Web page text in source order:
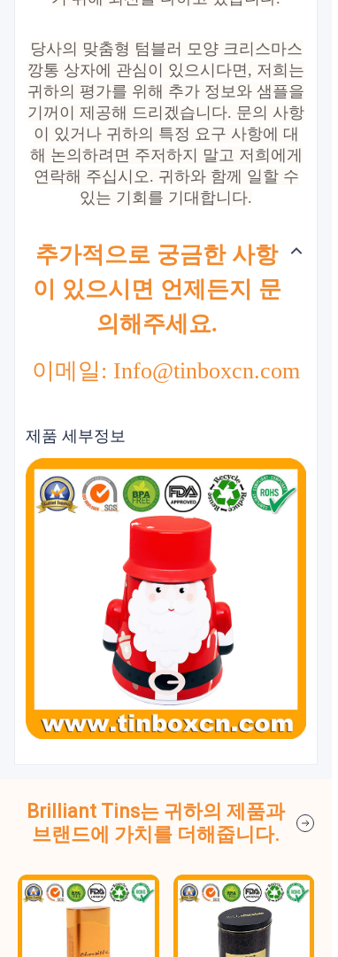
당사의 맞춤형 텀블러 모양 크리스마스
깡통 상자에 관심이 있으시다면, 저희는
귀하의 평가를 위해 추가 정보와 샘플을
기꺼이 제공해 드리겠습니다. 문의 사항
이 있거나 귀하의 특정 요구 사항에 대
해 논의하려면 주저하지 말고 저희에게
연락해 주십시오. 귀하와 함께 일할 수
있는 기회를 기대합니다.
추가적으로 궁금한 사항
이 있으시면 언제든지 문
의해주세요.
이메일: Info@tinboxcn.com
제품 세부정보
Brilliant Tins는 귀하의 제품과
브랜드에 가치를 더해줍니다.